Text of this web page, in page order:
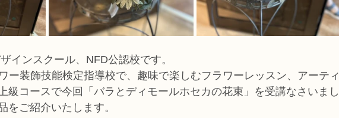
ース NFDベーシックマスターコース キッズフラワーレッス トピックス
インスクール、NFD公認校です。
ー装飾技能検定指導校で、趣味で楽しむフラワーレッスン、アーティ
級コースで今回「バラとディモールホセカの花束」を受講なさいまし
をご紹介いたします。